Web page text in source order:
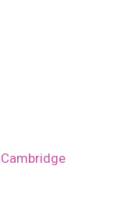
Cambridge